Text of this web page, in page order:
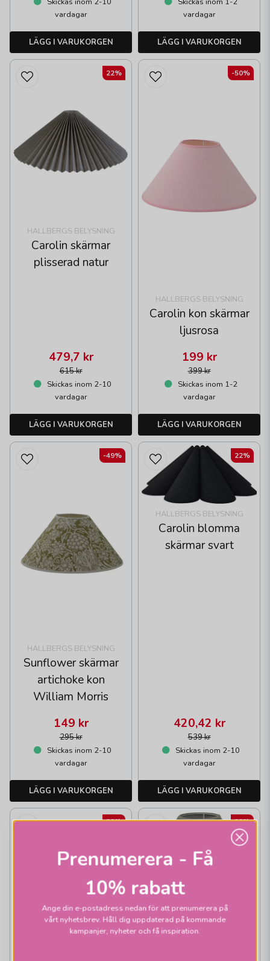
vardagar
LÄGG I VARUKORGEN
vardagar
LÄGG I VARUKORGEN
HALLBERGS BELYSNING
Carolin skärmar
plisserad natur
615 kr
479,7 kr
Skickas inom 2-10
vardagar
LÄGG I VARUKORGEN
22%
HALLBERGS BELYSNING
Carolin kon skärmar
ljusrosa
399 kr
199 kr
Skickas inom 1-2
vardagar
LÄGG I VARUKORGEN
-50%
HALLBERGS BELYSNING
Sunflower skärmar
artichoke kon
William Morris
295 kr
149 kr
Skickas inom 2-10
vardagar
LÄGG I VARUKORGEN
-49%
HALLBERGS BELYSNING
Carolin blomma
skärmar svart
539 kr
420,42 kr
Skickas inom 2-10
vardagar
LÄGG I VARUKORGEN
22%
22%
HALLBERGS BELYSNING
Carolin kon skärmar
natur
22%
Prenumerera - Få
10% rabatt
Ange din e-postadress nedan för att prenumerera på
vårt nyhetsbrev. Håll dig uppdaterad på kommande
kampanjer, nyheter och få inspiration.